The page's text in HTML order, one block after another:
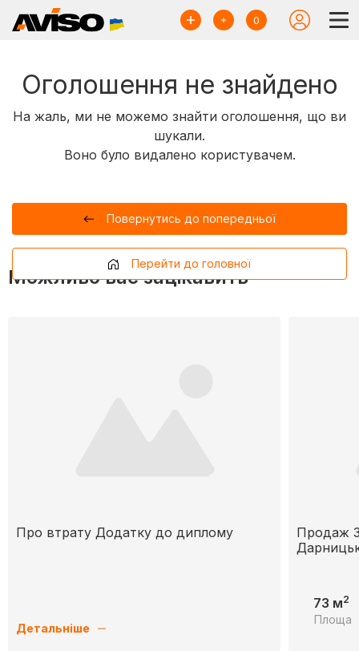
0
Оголошення не знайдено
На жаль, ми не можемо знайти оголошення, що ви
шукали.
Воно було видалено користувачем.
Повернутись до попередньої
Перейти до головної
Можливо вас зацікавить
Про втрату Додатку до диплому
Детальніше
Продаж
73 м2
Площа